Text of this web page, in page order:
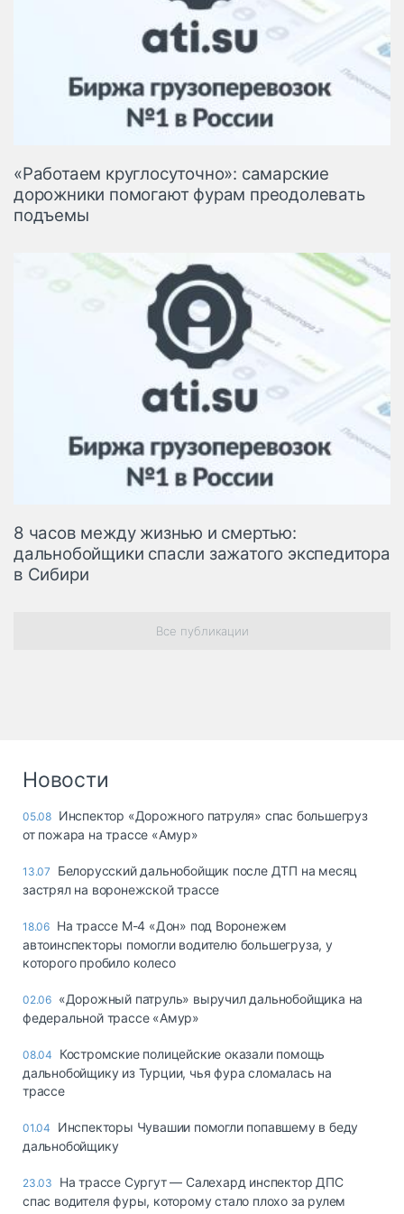
«Работаем круглосуточно»: самарские
дорожники помогают фурам преодолевать
подъемы
8 часов между жизнью и смертью:
дальнобойщики спасли зажатого экспедитора
в Сибири
Все публикации
Новости
05.08 Инспектор «Дорожного патруля» спас большегруз
от пожара на трассе «Амур»
13.07
Белорусский дальнобойщик после ДТП на месяц
застрял на воронежской трассе
18.06 На трассе М-4 «Дон» под Воронежем
автоинспекторы помогли водителю большегруза, у
которого пробило колесо
02.06 «Дорожный патруль» выручил дальнобойщика на
федеральной трассе «Амур»
08.04
Костромские полицейские оказали помощь
дальнобойщику из Турции, чья фура сломалась на
трассе
01.04
Инспекторы Чувашии помогли попавшему в беду
дальнобойщику
23.03
На трассе Сургут — Салехард инспектор ДПС
спас водителя фуры, которому стало плохо за рулем